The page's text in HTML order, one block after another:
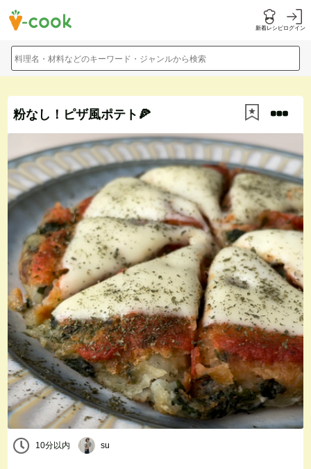
新着レシピログイン
料理名・材料などのキーワード・ジャンルから検索
粉なし！ピザ風ポテト🍕
10分以内 su